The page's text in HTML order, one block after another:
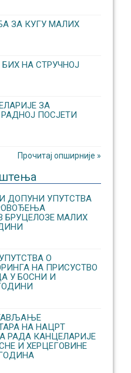
ЗА КУГУ МАЛИХ
НА СТРУЧНОЈ
ЗА
ПОСЈЕТИ
Прочитај опширније »
ДОПУНИ УПУТСТВА
БРУЦЕЛОЗЕ МАЛИХ
О
НА ПРИСУСТВО
У БОСНИ И
НА НАЦРТ
РАДА КАНЦЕЛАРИЈЕ
И ХЕРЦЕГОВИНЕ